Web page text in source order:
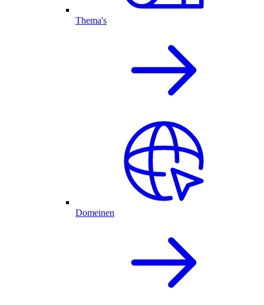
Thema's
Domeinen